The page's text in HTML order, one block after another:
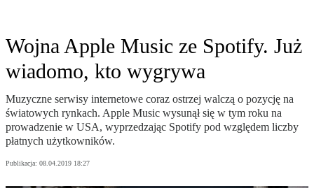
Wojna Apple Music ze Spotify. Już
wiadomo, kto wygrywa
Muzyczne serwisy internetowe coraz ostrzej walczą o pozycję na
światowych rynkach. Apple Music wysunął się w tym roku na
prowadzenie w USA, wyprzedzając Spotify pod względem liczby
płatnych użytkowników.
Publikacja: 08.04.2019 18:27